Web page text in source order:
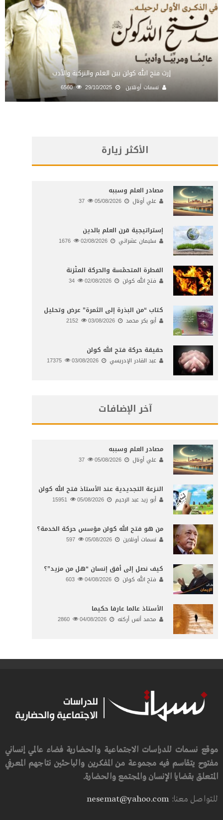
إرث فتح الله كولن بين العلم والتزكية والأدب
نسمات أونلاين 29/10/2025
6560
الأكثر زيارة
مصادر العلم وسببه
علي أونال 05/08/2026
إستراتيجية قرن العلم بالدين
سليمان عشراتي 02/08/2026
الفطرة المتحمّسة والحركة المتّزنة
فتح الله كولن 02/08/2026
كتاب “من البذرة إلى الثمرة” عرض وتحليل
أبو بكر محمد 03/08/2026
حقيقة حركة فتح الله كولن
عبد القادر الإدريسي 03/08/2026
آخر الإضافات
مصادر العلم وسببه
علي أونال 05/08/2026
النـزعة التجديدية عند الأستاذ فتح الله كولن
أبو زيد عبد الرحيم 05/08/2026
من هو فتح الله كولن مؤسس حركة الخدمة؟
نسمات أونلاين 05/08/2026
كيف نصل إلى أفق إنسان “هل من مزيد”؟
فتح الله كولن 04/08/2026
الأستاذ عالما عارفا حكيما
محمد أنس أركنه 04/08/2026
موقع نسمات للدراسات الاجتماعية والحضارية فضاء عالمي إنساني
مفتوح يتقاسم فيه مجموعة من المفكرين والباحثين نتاجهم المعرفي
المتعلق بقضايا الإنسان والمجتمع والحضارة.
للتواصل معنا:nesemat@yahoo.com